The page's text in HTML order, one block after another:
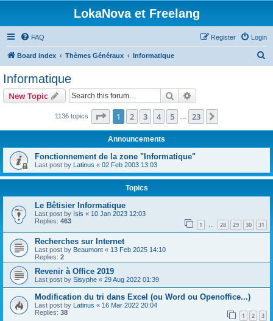
LokaNova et Freelang
FAQ Login
Register
Board index Thèmes Généraux Informatique
Informatique
New Topic Search
1136 topics Page 1of 23
1 2 3 4 5 23
Announcements
Fonctionnement de la zone "Informatique"
Last post by Latinus « 02 Feb 2003 13:03
Topics
Le Bêtisier Informatique
Last post by Isis « 10 Jan 2023 12:03
Replies: 463 1 … 28 29 30 31
Recherches sur Internet
Last post by Beaumont « 13 Feb 2025 14:10
Replies: 2
Revenir à Office 2019
Last post by Sisyphe « 29 Aug 2022 01:39
Modification du tri dans Excel (ou Word ou Openoffice...)
Last post by Latinus « 16 Mar 2022 20:04
Replies: 38 1 2 3